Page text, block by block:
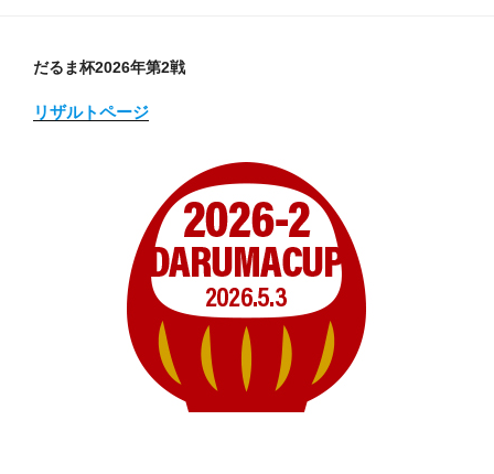
だるま杯2026年第2戦
リザルトページ